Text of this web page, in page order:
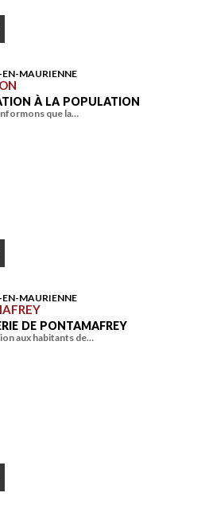
MAURIENNE
À LA POPULATION
que la…
MAURIENNE
DE PONTAMAFREY
aux habitants de…